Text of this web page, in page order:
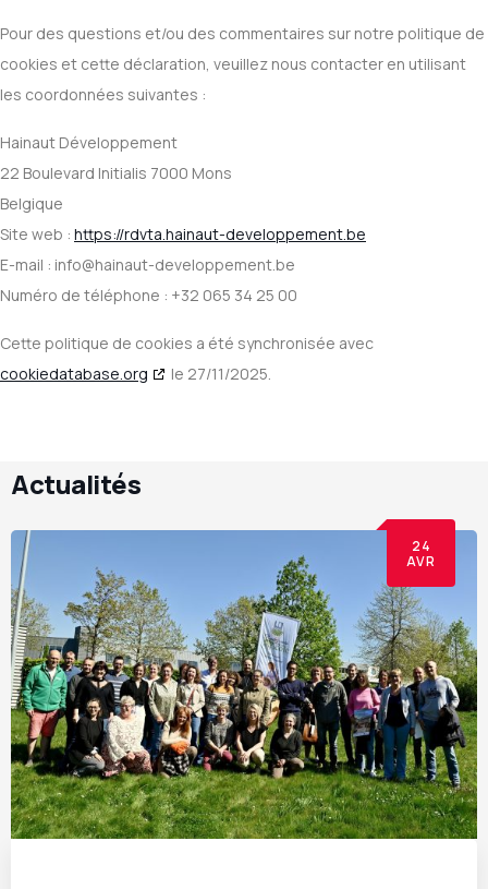
Pour des questions et/ou des commentaires sur notre politique de
cookies et cette déclaration, veuillez nous contacter en utilisant
les coordonnées suivantes :
Hainaut Développement
22 Boulevard Initialis 7000 Mons
Belgique
Site web : https://rdvta.hainaut-developpement.be
E-mail : info@hainaut-developpement.be
Numéro de téléphone : +32 065 34 25 00
Cette politique de cookies a été synchronisée avec
cookiedatabase.org
le 27/11/2025.
Actualités
24
AVR